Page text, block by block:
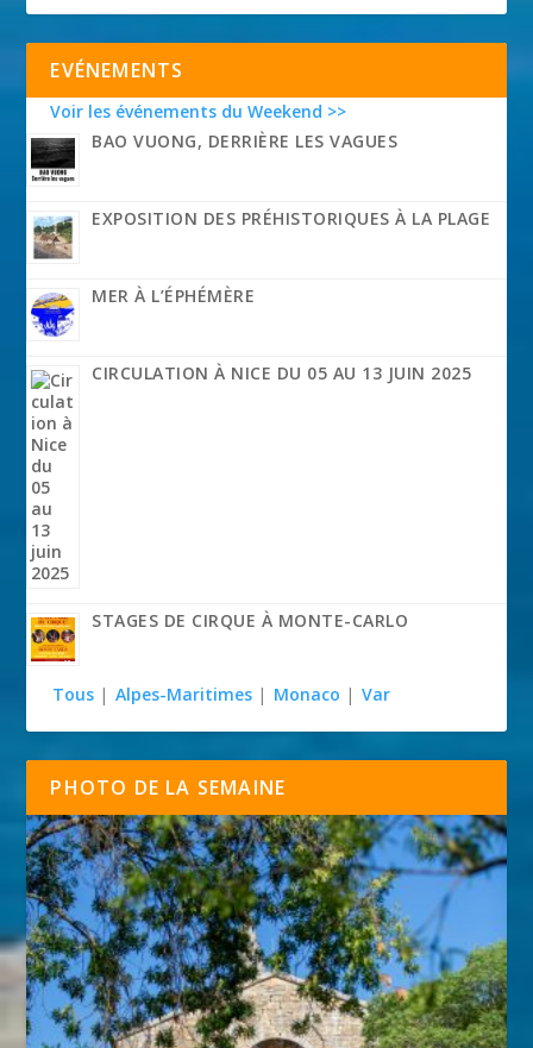
EVÉNEMENTS
Voir les événements du Weekend >>
BAO VUONG, DERRIÈRE LES VAGUES
EXPOSITION DES PRÉHISTORIQUES À LA PLAGE
MER À L’ÉPHÉMÈRE
CIRCULATION À NICE DU 05 AU 13 JUIN 2025
STAGES DE CIRQUE À MONTE-CARLO
Tous | Alpes-Maritimes | Monaco | Var
PHOTO DE LA SEMAINE